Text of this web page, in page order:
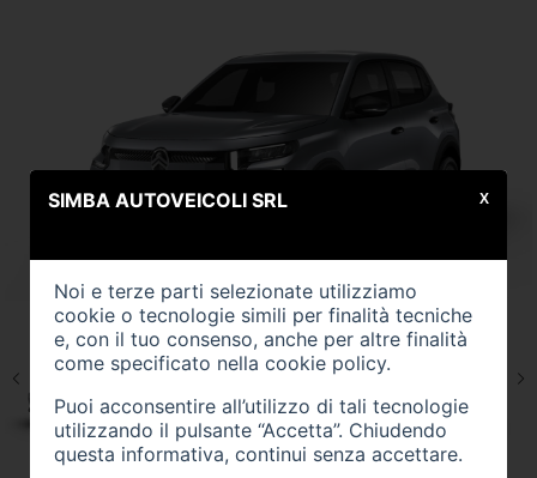
SIMBA AUTOVEICOLI SRL
Noi e terze parti selezionate utilizziamo
cookie o tecnologie simili per finalità tecniche
e, con il tuo consenso, anche per altre finalità
come specificato nella cookie policy.
Puoi acconsentire all’utilizzo di tali tecnologie
utilizzando il pulsante “Accetta”. Chiudendo
questa informativa, continui senza accettare.
X